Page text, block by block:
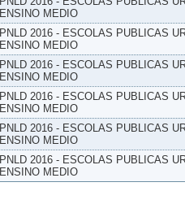
ENSINO MEDIO
PNLD 2016 - ESCOLAS PUBLICAS
ENSINO MEDIO
PNLD 2016 - ESCOLAS PUBLICAS
ENSINO MEDIO
PNLD 2016 - ESCOLAS PUBLICAS
ENSINO MEDIO
PNLD 2016 - ESCOLAS PUBLICAS
ENSINO MEDIO
PNLD 2016 - ESCOLAS PUBLICAS
ENSINO MEDIO